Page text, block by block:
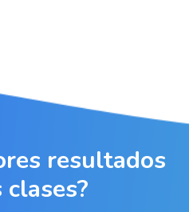
resultados